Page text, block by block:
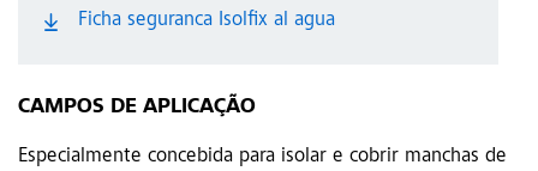
Ficha seguranca Isolfix al agua
CAMPOS DE APLICAÇÃO
Especialmente concebida para isolar e cobrir manchas de